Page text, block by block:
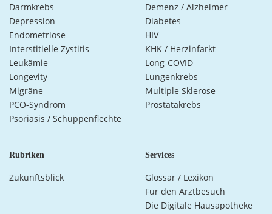
Darmkrebs
Demenz / Alzheimer
Depression
Diabetes
Endometriose
HIV
Interstitielle Zystitis
KHK / Herzinfarkt
Leukämie
Long-COVID
Longevity
Lungenkrebs
Migräne
Multiple Sklerose
PCO-Syndrom
Prostatakrebs
Psoriasis / Schuppenflechte
Rubriken
Zukunftsblick
Services
Glossar / Lexikon
Für den Arztbesuch
Die Digitale Hausapotheke